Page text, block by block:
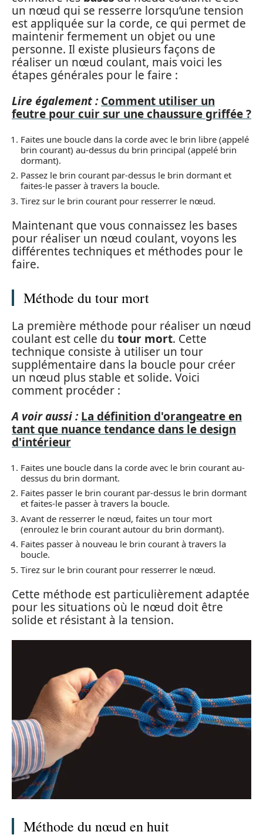
un nœud qui se resserre lorsqu’une tension
est appliquée sur la corde, ce qui permet de
maintenir fermement un objet ou une
personne. Il existe plusieurs façons de
réaliser un nœud coulant, mais voici les
étapes générales pour le faire :
Lire également : Comment utiliser un
feutre pour cuir sur une chaussure griffée ?
Faites une boucle dans la corde avec le brin libre (appelé
brin courant) au-dessus du brin principal (appelé brin
dormant).
Passez le brin courant par-dessus le brin dormant et
faites-le passer à travers la boucle.
Tirez sur le brin courant pour resserrer le nœud.
Maintenant que vous connaissez les bases
pour réaliser un nœud coulant, voyons les
différentes techniques et méthodes pour le
faire.
Méthode du tour mort
La première méthode pour réaliser un nœud
coulant est celle du tour mort. Cette
technique consiste à utiliser un tour
supplémentaire dans la boucle pour créer
un nœud plus stable et solide. Voici
comment procéder :
A voir aussi : La définition d'orangeatre en
tant que nuance tendance dans le design
d'intérieur
Faites une boucle dans la corde avec le brin courant au-
dessus du brin dormant.
Faites passer le brin courant par-dessus le brin dormant
et faites-le passer à travers la boucle.
Avant de resserrer le nœud, faites un tour mort
(enroulez le brin courant autour du brin dormant).
Faites passer à nouveau le brin courant à travers la
boucle.
Tirez sur le brin courant pour resserrer le nœud.
Cette méthode est particulièrement adaptée
pour les situations où le nœud doit être
solide et résistant à la tension.
Méthode du nœud en huit